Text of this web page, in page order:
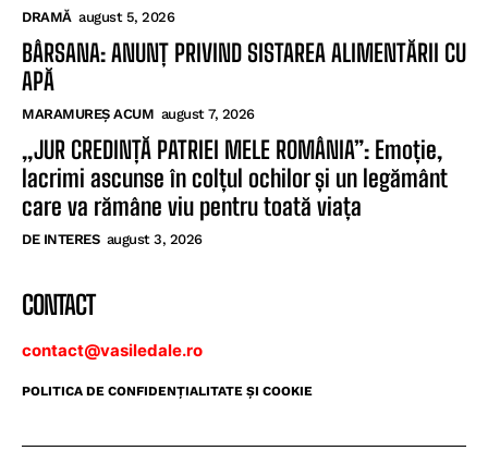
DRAMĂ august 5, 2026
BÂRSANA: ANUNȚ PRIVIND SISTAREA ALIMENTĂRII CU
APĂ
MARAMUREȘ ACUM august 7, 2026
„JUR CREDINȚĂ PATRIEI MELE ROMÂNIA”: Emoție,
lacrimi ascunse în colțul ochilor și un legământ
care va rămâne viu pentru toată viața
DE INTERES august 3, 2026
CONTACT
contact@vasiledale.ro
POLITICA DE CONFIDENŢIALITATE ŞI COOKIE